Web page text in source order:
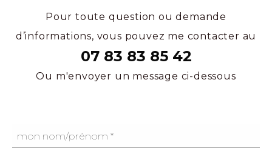
Pour toute question ou demande
d’informations, vous pouvez me contacter au
07 83 83 85 42
Ou m'envoyer un message ci-dessous